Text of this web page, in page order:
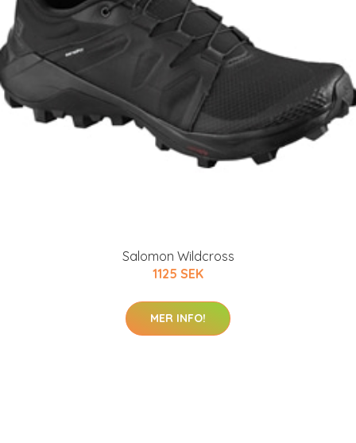
Salomon Wildcross
1125 SEK
MER INFO!